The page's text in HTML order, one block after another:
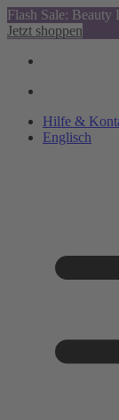
Flash Sale: Beauty
Jetzt shoppen
Hilfe &
Englisch